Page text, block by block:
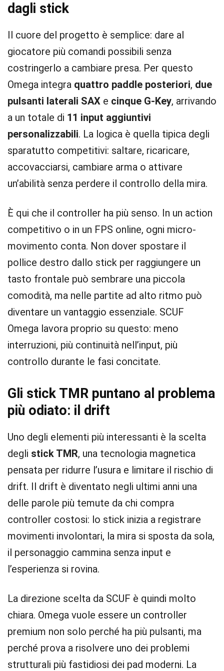
dagli stick
Il cuore del progetto è semplice: dare al
giocatore più comandi possibili senza
costringerlo a cambiare presa. Per questo
Omega integra quattro paddle posteriori, due
pulsanti laterali SAX e cinque G-Key, arrivando
a un totale di 11 input aggiuntivi
personalizzabili. La logica è quella tipica degli
sparatutto competitivi: saltare, ricaricare,
accovacciarsi, cambiare arma o attivare
un’abilità senza perdere il controllo della mira.
È qui che il controller ha più senso. In un action
competitivo o in un FPS online, ogni micro-
movimento conta. Non dover spostare il
pollice destro dallo stick per raggiungere un
tasto frontale può sembrare una piccola
comodità, ma nelle partite ad alto ritmo può
diventare un vantaggio essenziale. SCUF
Omega lavora proprio su questo: meno
interruzioni, più continuità nell’input, più
controllo durante le fasi concitate.
Gli stick TMR puntano al problema
più odiato: il drift
Uno degli elementi più interessanti è la scelta
degli stick TMR, una tecnologia magnetica
pensata per ridurre l’usura e limitare il rischio di
drift. Il drift è diventato negli ultimi anni una
delle parole più temute da chi compra
controller costosi: lo stick inizia a registrare
movimenti involontari, la mira si sposta da sola,
il personaggio cammina senza input e
l’esperienza si rovina.
La direzione scelta da SCUF è quindi molto
chiara. Omega vuole essere un controller
premium non solo perché ha più pulsanti, ma
perché prova a risolvere uno dei problemi
strutturali più fastidiosi dei pad moderni. La